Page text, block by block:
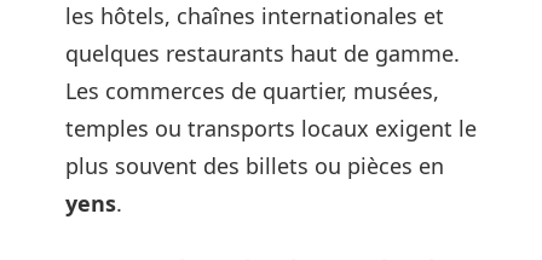
les hôtels, chaînes internationales et
quelques restaurants haut de gamme.
Les commerces de quartier, musées,
temples ou transports locaux exigent le
plus souvent des billets ou pièces en
yens.